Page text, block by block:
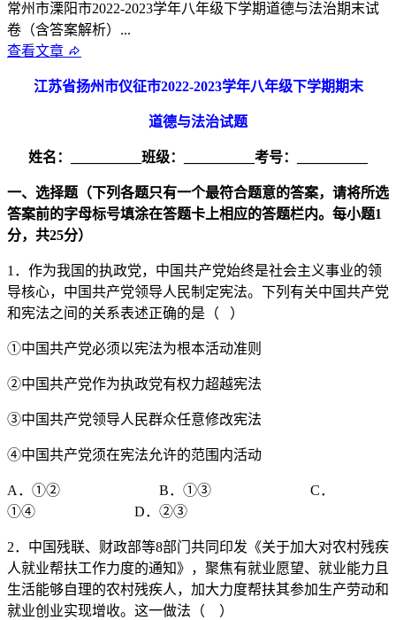
常州市溧阳市2022-2023学年八年级下学期道德与法治期末试
卷（含答案解析）...
查看文章
江苏省扬州市仪征市2022-2023学年八年级下学期期末
道德与法治试题
姓名：__________ 班级：__________ 考号：__________
一、选择题（下列各题只有一个最符合题意的答案，请将所选
答案前的字母标号填涂在答题卡上相应的答题栏内。每小题1
分，共25分）
1．作为我国的执政党，中国共产党始终是社会主义事业的领
导核心，中国共产党领导人民制定宪法。下列有关中国共产党
和宪法之间的关系表述正确的是（ ）
①中国共产党必须以宪法为根本活动准则
②中国共产党作为执政党有权力超越宪法
③中国共产党领导人民群众任意修改宪法
④中国共产党须在宪法允许的范围内活动
A．①② B．①③ C．
①④ D．②③
2．中国残联、财政部等8部门共同印发《关于加大对农村残疾
人就业帮扶工作力度的通知》，聚焦有就业愿望、就业能力且
生活能够自理的农村残疾人，加大力度帮扶其参加生产劳动和
就业创业实现增收。这一做法（ ）